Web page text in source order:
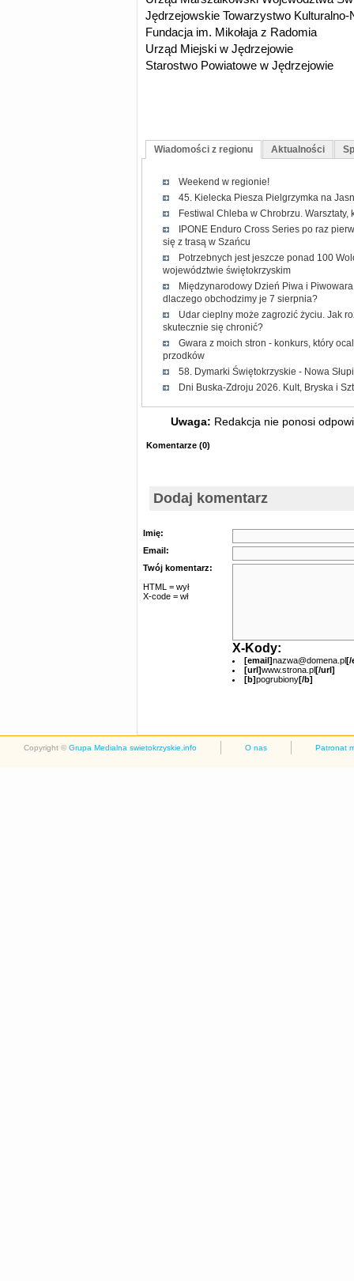
Jędrzejowskie Towarzystwo Kulturalno-
Fundacja im. Mikołaja z Radomia
Urząd Miejski w Jędrzejowie
Starostwo Powiatowe w Jędrzejowie
Wiadomości z regionu Aktualności
Weekend w regionie!
45. Kielecka Piesza Pielgrzymka na
Festiwal Chleba w Chrobrzu.
IPONE Enduro Cross Series po raz
się z trasą w Szańcu
Potrzebnych jest jeszcze ponad 100
województwie świętokrzyskim
Międzynarodowy Dzień Piwa i
dlaczego obchodzimy je 7 sierpnia?
Udar cieplny może zagrozić życiu. Jak
skutecznie się chronić?
Gwara z moich stron - konkurs, który
przodków
58. Dymarki Świętokrzyskie - Nowa
Dni Buska-Zdroju 2026. Kult, Bryska i
Uwaga: Redakcja nie ponosi
Komentarze (0)
Dodaj komentarz
Imię:
Email:
Twój komentarz:
HTML = wył
X-code = wł
X-Kody:
[email]nazwa@domena.pl[/
[url]www.strona.pl[/url]
[b]pogrubiony[/b]
Copyright © Grupa Medialna swietokrzyskie.info O nas Patronat